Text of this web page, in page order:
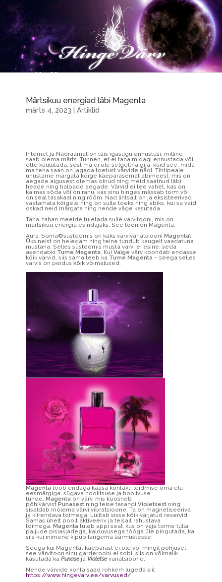
Märtsikuu energiad läbi Magenta
märts 4, 2023 Artiklid
Internet ja Näoraamat on täis igasugu ennustusi, milline
saab olema märts. Tunnen, et ei taha midagi ennustada või
ette kuulutada, sest ma ei ole selgeltnäigija, kuid see, mida
ma teha saan on jagada toetust värvide näol. Tihtipeale
unustame märgata kõige käepärasemat abimeest, mis on
aegade algusest olemas olnud ning meid saatnud läbi
heade ning halbade aegade. Värvid ei tee vahet, kas on
käimas sõda või on rahu, kas sinu hinges mässab torm või
on seal tasakaal ning rõõm. Nad lihtsalt on ja eksisteerivad
vaatamata kõigele ning on sulle toeks ning abiks, kui sa vaid
oskad neid märgata ning nende väge kasutada.
Täna, tahan meelde tuletada sulle värvitooni, mis on
märtsikuu energia esindajaks. See toon on Magenta.
Aura-Soma®süsteemis on kaks värvivariatsiooni Magentat.
Üks neist on heledam ning teine tundub kaugelt vaadatuna
mustana. Selles süsteemis musta värvi ei esine, seda
asendabki Tume Magenta. Kui Valge värv koondab endasse
kõik värvid, siis sama teeb ka Tume Magenta– seega selles
värvis on peidus kõikvõimalused.
Magentatoob endaga kaasa kontakti leidmise oma elu
eesmärgiga, sügava hoolitsuse ja hoolivuse
tunde. Magentaon värv, mis koosneb
põhivärvistPunasestning teise tasandi Violetsestning
sisaldab mõlema värvi vibratsioone. Ta on magnetiseeriva
ja kiirendava toimega. Lülitab sisse kõik varjatud reservid.
Samas ühelt poolt aktiveeriv ja teisalt rahustava
toimega. Magenta tuleb appi seal, kus on vaja toime tulla
paljude pisiasjadega, kalduvusega tööga üle pingutada, ka
siis kui inimene kipub langema äärmustesse.
Seega kui Magentat käepärast ei ole või mingil põhjusel
see värvitoon sinu garderoobi ei sobi, siis on võimalik
kasutada ka Punaseja Violetse variatsioone.
Nende värvide kohta saad rohkem lugeda siit
https://www.hingevarv.ee/varvused/